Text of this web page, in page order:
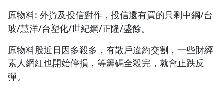
原物料: 外資及投信對作，投信還有買的只剩中鋼/台
玻/慧洋/台塑化/世紀鋼/正隆/盛餘。
原物料股近日因多殺多，有散戶違約交割，一些財經
素人網紅也開始停損，等籌碼全殺完，就會止跌反
彈。